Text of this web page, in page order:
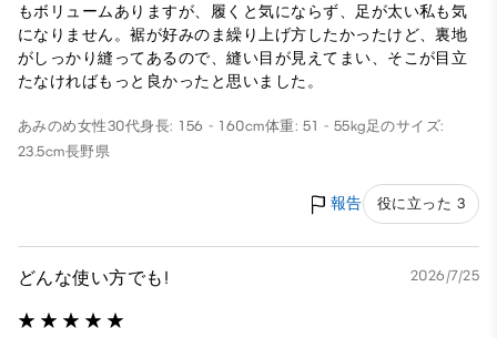
もボリュームありますが、履くと気にならず、足が太い私も気
になりません。裾が好みのま繰り上げ方したかったけど、裏地
がしっかり縫ってあるので、縫い目が見えてまい、そこが目立
たなければもっと良かったと思いました。
あみのめ女性30代身長: 156 - 160cm体重: 51 - 55kg 足のサイズ:
23.5cm長野県
報告 役に立った 3
どんな使い方でも! 2026/7/25